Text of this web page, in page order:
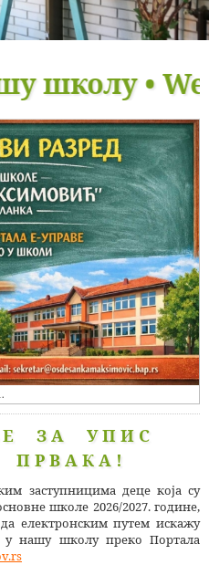
•
ЗА УПИС
ПРВАКА!
заступницима деце која су
школе 2026/2027. године,
електронским путем искажу
у нашу школу преко Портала